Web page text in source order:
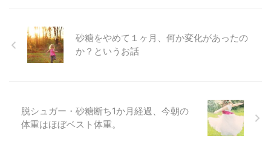
砂糖をやめて１ヶ月、何か変化があったの
か？というお話
脱シュガー・砂糖断ち1か月経過、今朝の
体重はほぼベスト体重。